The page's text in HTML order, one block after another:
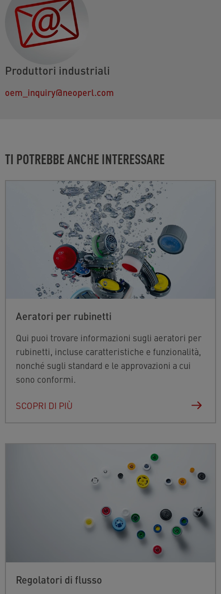
Produttori industriali
oem_inquiry@neoperl.com
TI POTREBBE ANCHE INTERESSARE
Aeratori per rubinetti
Qui puoi trovare informazioni sugli aeratori per
rubinetti, incluse caratteristiche e funzionalità,
nonché sugli standard e le approvazioni a cui
sono conformi.
SCOPRI DI PIÙ
Regolatori di flusso